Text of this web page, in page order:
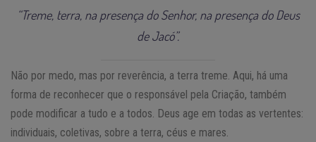
“Treme, terra, na presença do Senhor, na presença do Deus
de Jacó”.
Não por medo, mas por reverência, a terra treme. Aqui, há uma
forma de reconhecer que o responsável pela Criação, também
pode modificar a tudo e a todos. Deus age em todas as vertentes:
individuais, coletivas, sobre a terra, céus e mares.